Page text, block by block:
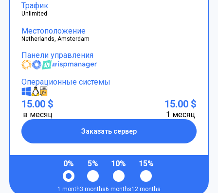
Трафик
Unlimited
Местоположение
Netherlands, Amsterdam
Панели управления
Операционные системы
15.00 $
в месяц
Заказать сервер
15.00 $
1 месяц
0%
1 month
5%
3 months
10%
6 months
15%
12 months